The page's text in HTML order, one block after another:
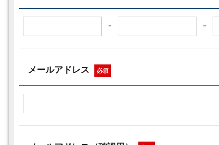
- -
メールアドレス 必須